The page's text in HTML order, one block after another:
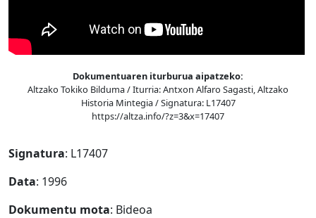
Dokumentuaren iturburua aipatzeko:
Altzako Tokiko Bilduma / Iturria: Antxon Alfaro Sagasti, Altzako
Historia Mintegia / Signatura: L17407
https://altza.info/?z=3&x=17407
Signatura: L17407
Data: 1996
Dokumentu mota: Bideoa